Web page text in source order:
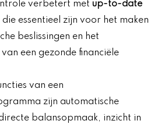
verbetert met up-to-date
die essentieel zijn voor het maken
beslissingen en het
een gezonde financiële
van een
zijn automatische
balansopmaak, inzicht in